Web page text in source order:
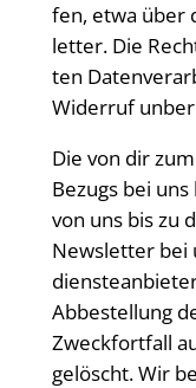
fen, etwa über
let­ter. Die
ten
Wider­ruf
Die von dir
Bezugs bei
von uns bis zu
News­let­ter bei
Abbe­stel­lung
Zweck­fort­fall
gelöscht. Wir